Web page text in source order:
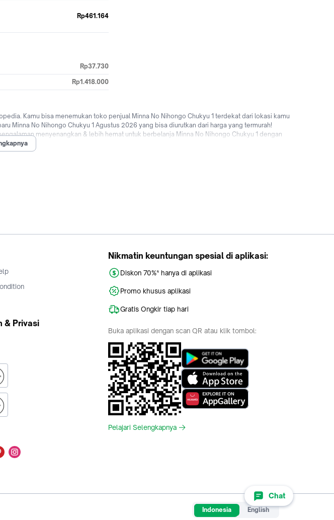
Rp461.164
Rp37.730
Rp1.418.000
Kamu bisa menemukan toko penjual Minna No Nihongo Chukyu 1 terdekat dari lokasi kamu
Minna No Nihongo Chukyu 1 Agustus 2026 yang bisa diurutkan dari harga yang termurah!
menyenangkan & lebih hemat untuk berbelanja Minna No Nihongo Chukyu 1 dengan
0% dari berbagai bank di Indonesia hingga promo Minna No Nihongo Chukyu 1 untuk
kapanpun dimanapun di Tokopedia sekarang!
Chat
& Privasi
Nikmatin keuntungan spesial di aplikasi:
Diskon 70%* hanya di aplikasi
Promo khusus aplikasi
Gratis Ongkir tiap hari
Buka aplikasi dengan scan QR atau klik tombol:
Pelajari Selengkapnya
Indonesia English